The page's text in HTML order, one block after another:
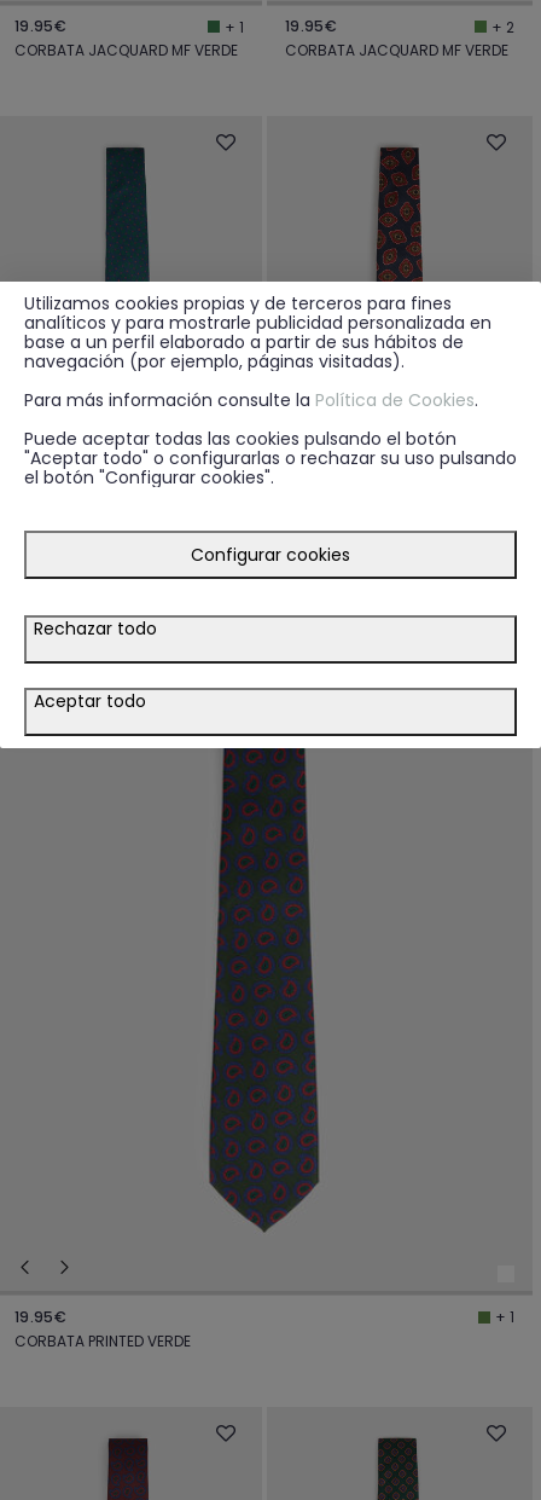
19.95€
+ 1
CORBATA JACQUARD MF VERDE
19.95€
+ 2
CORBATA JACQUARD MF VERDE
19.95€
+ 1
CORBATA PRINTED VERDE
Utilizamos cookies propias y de terceros para fines
analíticos y para mostrarle publicidad personalizada en
base a un perfil elaborado a partir de sus hábitos de
navegación (por ejemplo, páginas visitadas).
Para más información consulte la Política de Cookies.
Puede aceptar todas las cookies pulsando el botón
"Aceptar todo" o configurarlas o rechazar su uso pulsando
el botón "Configurar cookies".
Configurar cookies
Rechazar todo
Aceptar todo